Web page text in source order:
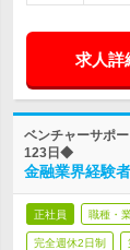
求人詳
ベンチャーサポ
123日◆
金融業界経験
正社員 職種・
完全週休2日制